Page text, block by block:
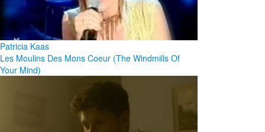
Patricia Kaas
Les Moulins Des Mons Coeur (The Windmills Of
Your Mind)